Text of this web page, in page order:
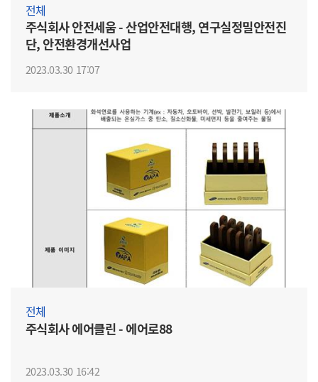
전체
주식회사 안전세움 - 산업안전대행, 연구실정밀안전진
단, 안전환경개선사업
2023.03.30 17:07
전체
주식회사 에어클린 - 에어로88
2023.03.30 16:42